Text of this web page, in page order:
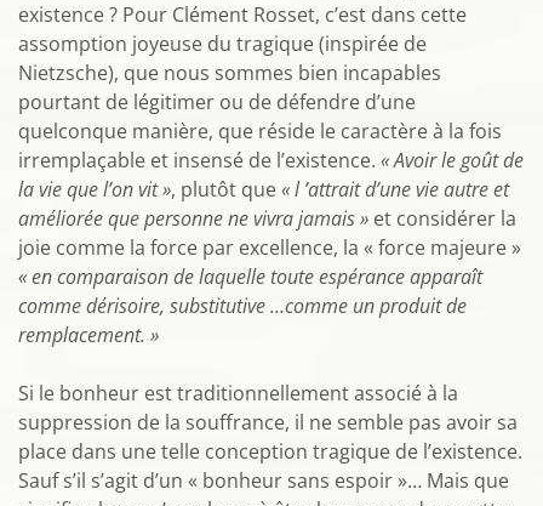
existence ? Pour Clément Rosset, c’est dans cette
assomption joyeuse du tragique (inspirée de
Nietzsche), que nous sommes bien incapables
pourtant de légitimer ou de défendre d’une
quelconque manière, que réside le caractère à la fois
irremplaçable et insensé de l’existence. « Avoir le goût de
la vie que l’on vit », plutôt que« l ’attrait d’une vie autre et
améliorée que personne ne vivra jamais » et considérer la
joie comme la force par excellence, la « force majeure »
« en comparaison de laquelle toute espérance apparaît
comme dérisoire, substitutive …comme un produit de
remplacement. »
Si le bonheur est traditionnellement associé à la
suppression de la souffrance, il ne semble pas avoir sa
place dans une telle conception tragique de l’existence.
Sauf s’il s’agit d’un « bonheur sans espoir »… Mais que